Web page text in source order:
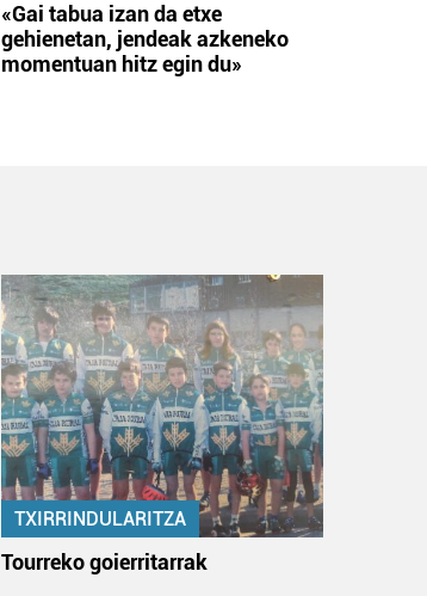
«Gai tabua izan da etxe
gehienetan, jendeak azkeneko
momentuan hitz egin du»
TXIRRINDULARITZA
Tourreko goierritarrak